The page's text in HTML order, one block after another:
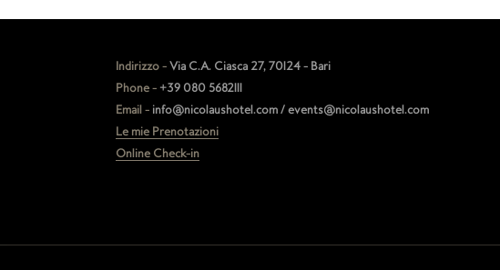
Indirizzo - Via C.A. Ciasca 27, 70124 - Bari
Phone - +39 080 5682111
Email - info@nicolaushotel.com / events@nicolaushotel.com
Le mie Prenotazioni
Online Check-in